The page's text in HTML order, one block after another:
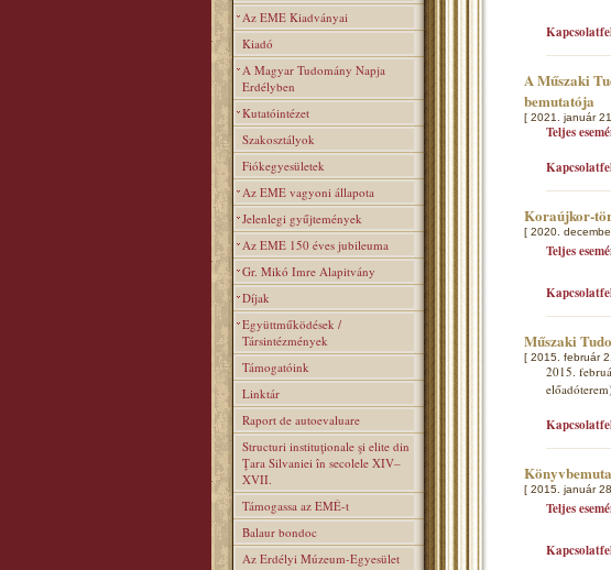
Az EME Kiadványai
Kiadó
A Magyar Tudomány Napja
Erdélyben
Kutatóintézet
Szakosztályok
Fiókegyesületek
Az EME vagyoni állapota
Jelenlegi gyűjtemények
Az EME 150 éves jubileuma
Gr. Mikó Imre Alapitvány
Díjak
Együttműködések /
Társintézmények
Támogatóink
Linktár
Raport de autoevaluare
Structuri instituţionale şi elite din
Ţara Silvaniei în secolele XIV–
XVII.
Támogassa az EMÉ-t
Balaur bondoc
Az Erdélyi Múzeum-Egyesület
A Műszaki
bemutatója
[ 2021. január
Teljes
Koraújkor-
[ 2020.
Teljes
Műszaki
[ 2015. február
2015.
előadóterem)
[ 2015. január
Teljes